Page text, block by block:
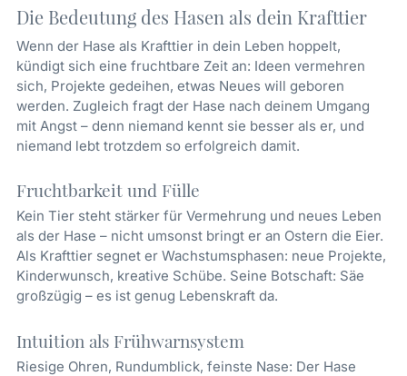
Die Bedeutung des Hasen als dein Krafttier
Wenn der Hase als Krafttier in dein Leben hoppelt,
kündigt sich eine fruchtbare Zeit an: Ideen vermehren
sich, Projekte gedeihen, etwas Neues will geboren
werden. Zugleich fragt der Hase nach deinem Umgang
mit Angst – denn niemand kennt sie besser als er, und
niemand lebt trotzdem so erfolgreich damit.
Fruchtbarkeit und Fülle
Kein Tier steht stärker für Vermehrung und neues Leben
als der Hase – nicht umsonst bringt er an Ostern die Eier.
Als Krafttier segnet er Wachstumsphasen: neue Projekte,
Kinderwunsch, kreative Schübe. Seine Botschaft: Säe
großzügig – es ist genug Lebenskraft da.
Intuition als Frühwarnsystem
Riesige Ohren, Rundumblick, feinste Nase: Der Hase